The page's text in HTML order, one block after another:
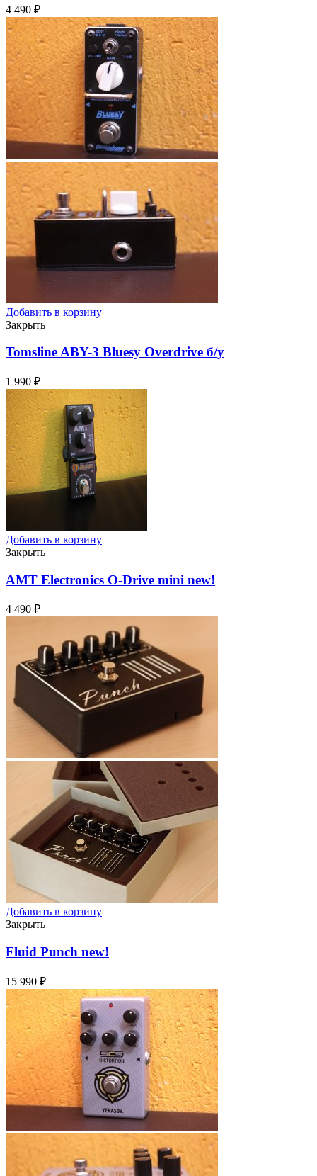
4 490 ₽
Добавить в корзину
Закрыть
Tomsline ABY-3 Bluesy Overdrive б/у
1 990 ₽
Добавить в корзину
Закрыть
AMT Electronics O-Drive mini new!
4 490 ₽
Добавить в корзину
Закрыть
Fluid Punch new!
15 990 ₽